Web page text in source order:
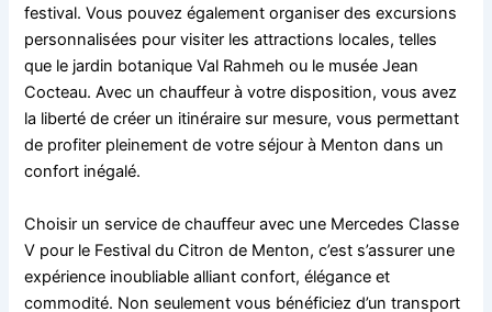
festival. Vous pouvez également organiser des excursions
personnalisées pour visiter les attractions locales, telles
que le jardin botanique Val Rahmeh ou le musée Jean
Cocteau. Avec un chauffeur à votre disposition, vous avez
la liberté de créer un itinéraire sur mesure, vous permettant
de profiter pleinement de votre séjour à Menton dans un
confort inégalé.
Choisir un service de chauffeur avec une Mercedes Classe
V pour le Festival du Citron de Menton, c’est s’assurer une
expérience inoubliable alliant confort, élégance et
commodité. Non seulement vous bénéficiez d’un transport